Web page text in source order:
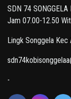
SDN 74
Jam 07.00-12.50
Lingk Songgela
-